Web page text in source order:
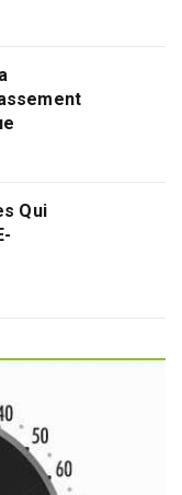
Qui